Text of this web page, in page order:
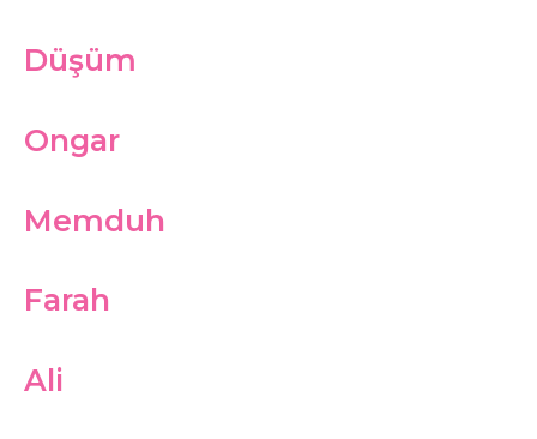
Düşüm
Ongar
Memduh
Farah
Ali